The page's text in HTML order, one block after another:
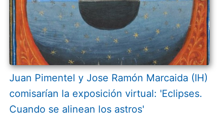
Juan Pimentel y Jose Ramón Marcaida (IH)
comisarían la exposición virtual: 'Eclipses.
Cuando se alinean los astros'